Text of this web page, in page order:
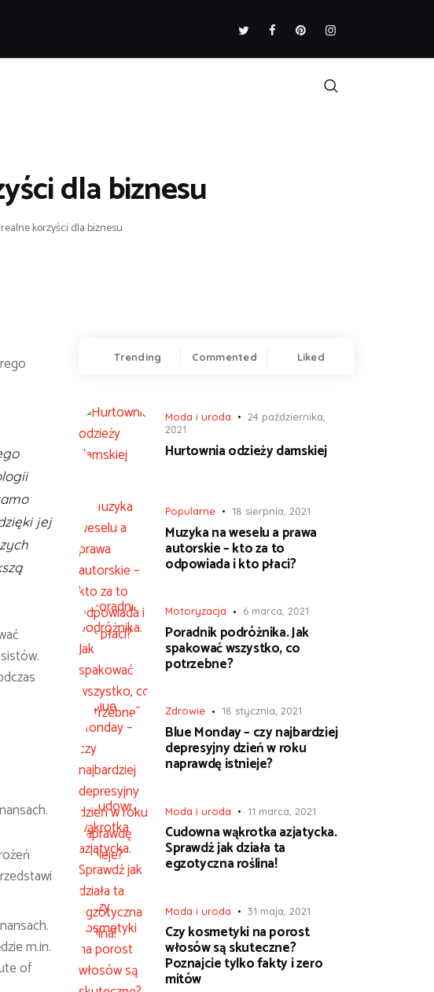
dla biznesu
korzyści dla biznesu
jej
m.in.
of
Trending Commented Liked
Moda i uroda
24 października,
2021
Hurtownia odzieży damskiej
Popularne 18 sierpnia, 2021
Muzyka na weselu a prawa
autorskie – kto za to
odpowiada i kto płaci?
Motoryzacja 6 marca, 2021
Poradnik podróżnika. Jak
spakować wszystko, co
potrzebne?
Zdrowie 18 stycznia, 2021
Blue Monday – czy najbardziej
depresyjny dzień w roku
naprawdę istnieje?
Moda i uroda 11 marca, 2021
Cudowna wąkrotka azjatycka.
Sprawdź jak działa ta
egzotyczna roślina!
Moda i uroda 31 maja, 2021
Czy kosmetyki na porost
włosów są skuteczne?
Poznajcie tylko fakty i zero
mitów